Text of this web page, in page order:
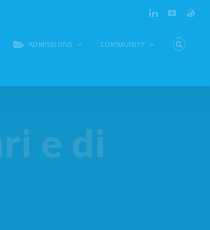
LinkedInYouTube
ADMISSIONS COMMUNITY
e di